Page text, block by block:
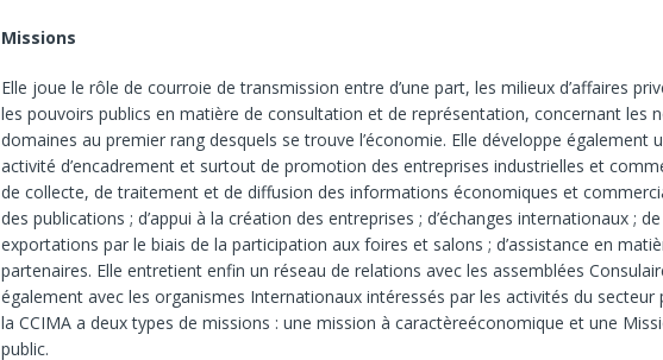
Missions
Elle joue le rôle de courroie de transmission entre d’une part, les milieux d’affaires
les pouvoirs publics en matière de consultation et de représentation, concernant les
domaines au premier rang desquels se trouve l’économie. Elle développe également
activité d’encadrement et surtout de promotion des entreprises industrielles et
de collecte, de traitement et de diffusion des informations économiques et
des publications ; d’appui à la création des entreprises ; d’échanges internationaux ;
exportations par le biais de la participation aux foires et salons ; d’assistance en
partenaires. Elle entretient enfin un réseau de relations avec les assemblées
également avec les organismes Internationaux intéressés par les activités du secteur
la CCIMA a deux types de missions : une mission à caractèreéconomique et une
public.